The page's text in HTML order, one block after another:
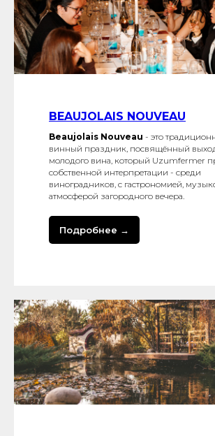
BEAUJOLAIS NOUVEAU
Beaujolais Nouveau - это
винный праздник, посвящённый
молодого вина, который Uzumfermer
собственной интерпретации - среди
виноградников, с гастрономией,
атмосферой загородного вечера.
Подробнее →